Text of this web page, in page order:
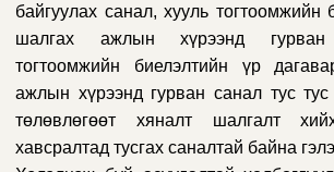
байгуулах санал, хууль тогтоомжийн
шалгах ажлын хүрээнд
тогтоомжийн биелэлтийн үр
ажлын хүрээнд гурван санал тус
төлөвлөгөөт хяналт шалгалт
хавсралтад тусгах саналтай байна